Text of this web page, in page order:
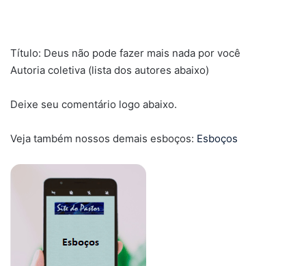
Título: Deus não pode fazer mais nada por você
Autoria coletiva (lista dos autores abaixo)
Deixe seu comentário logo abaixo.
Veja também nossos demais esboços: Esboços